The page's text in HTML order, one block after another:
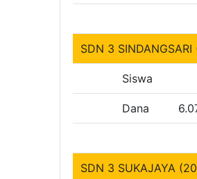
SDN 3
Siswa
Dana
SDN 3 SUKAJAYA